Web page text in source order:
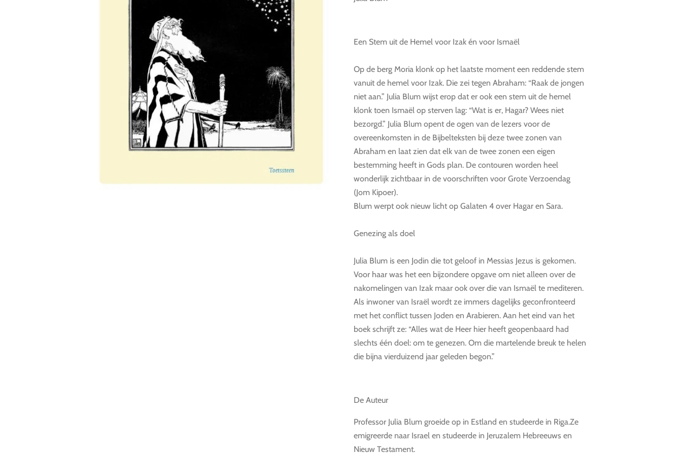
Een Stem uit de Hemel voor Izak én voor Ismaël
Op de berg Moria klonk op het laatste moment een reddende stem
vanuit de hemel voor Izak. Die zei tegen Abraham: “Raak de jongen
niet aan.” Julia Blum wijst erop dat er ook een stem uit de hemel
klonk toen Ismaël op sterven lag: “Wat is er, Hagar? Wees niet
bezorgd.” Julia Blum opent de ogen van de lezers voor de
overeenkomsten in de Bijbelteksten bij deze twee zonen van
Abraham en laat zien dat elk van de twee zonen een eigen
bestemming heeft in Gods plan. De contouren worden heel
wonderlijk zichtbaar in de voorschriften voor Grote Verzoendag
(Jom Kipoer).
Blum werpt ook nieuw licht op Galaten 4 over Hagar en Sara.
Genezing als doel
Julia Blum is een Jodin die tot geloof in Messias Jezus is gekomen.
Voor haar was het een bijzondere opgave om niet alleen over de
nakomelingen van Izak maar ook over die van Ismaël te mediteren.
Als inwoner van Israël wordt ze immers dagelijks geconfronteerd
met het conflict tussen Joden en Arabieren. Aan het eind van het
boek schrijft ze: “Alles wat de Heer hier heeft geopenbaard had
slechts één doel: om te genezen. Om die martelende breuk te helen
die bijna vierduizend jaar geleden begon.”
De Auteur
Professor Julia Blum groeide op in Estland en studeerde in Riga.Ze
emigreerde naar Israel en studeerde in Jeruzalem Hebreeuws en
Nieuw Testament.